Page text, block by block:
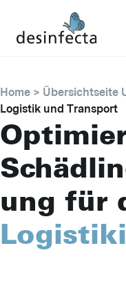
Home
Übersichtseite
Logistik und Transport
ung für